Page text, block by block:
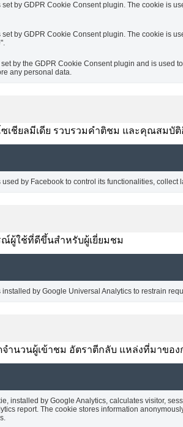
set by GDPR Cookie Consent plugin. The cookie is
set by GDPR Cookie Consent plugin. The cookie is
by the GDPR Cookie Consent plugin and is used
any personal data.
เชียลมีเดีย รวบรวมคำติชม และคุณสมบั
used by Facebook to control its functionalities, collect
ณ์ผู้ใช้ที่ดีขึ้นสำหรับผู้เยี่ยมชม
installed by Google Universal Analytics to restrain
ำนวนผู้เข้าชม อัตราตีกลับ แหล่งที่มาของ
installed by Google Analytics, calculates visitor,
report. The cookie stores information